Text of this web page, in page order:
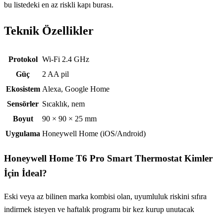
bu listedeki en az riskli kapı burası.
Teknik Özellikler
Teknik özellikler
Protokol Wi-Fi 2.4 GHz
Güç
2 AA pil
Ekosistem Alexa, Google Home
Sensörler Sıcaklık, nem
Boyut
90 × 90 × 25 mm
Uygulama Honeywell Home (iOS/Android)
Honeywell Home T6 Pro Smart Thermostat Kimler
İçin İdeal?
Eski veya az bilinen marka kombisi olan, uyumluluk riskini sıfıra
indirmek isteyen ve haftalık programı bir kez kurup unutacak